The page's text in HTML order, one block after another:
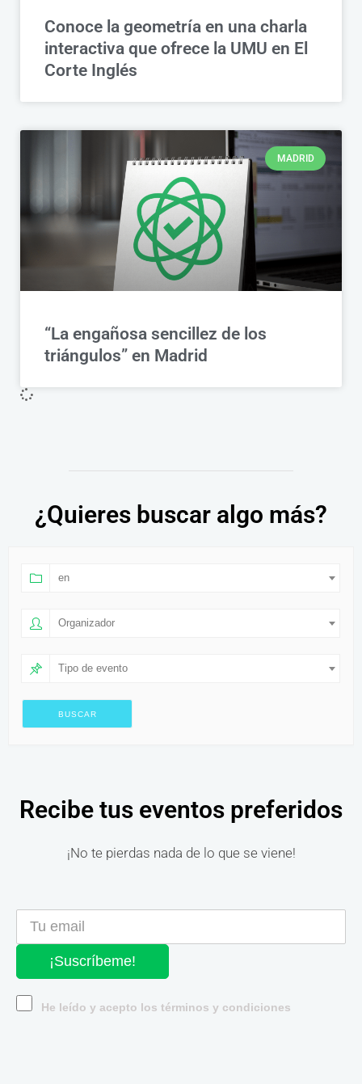
Conoce la geometría en una charla
interactiva que ofrece la UMU en El
Corte Inglés
MADRID
“La engañosa sencillez de los
triángulos” en Madrid
¿Quieres buscar algo más?
en
Organizador
Tipo de evento
Recibe tus eventos preferidos
¡No te pierdas nada de lo que se viene!
¡Suscríbeme!
He leído y acepto los términos y condiciones